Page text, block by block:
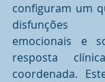
configuram um
disfunções
emocionais e
resposta
coordenada.